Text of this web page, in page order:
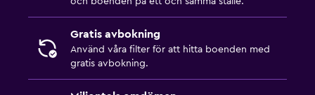
Toalettpapper
Privat badrum
Utomhus
Gratis avbokning
Använd våra filter för att hitta boenden med
gratis avbokning.